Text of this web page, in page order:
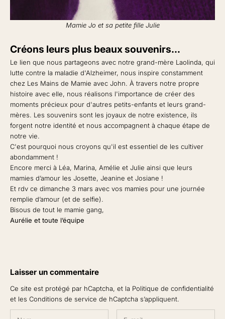
Mamie Jo et sa petite fille Julie
Créons leurs plus beaux souvenirs…
Le lien que nous partageons avec notre grand-mère Laolinda, qui
lutte contre la maladie d'Alzheimer, nous inspire constamment
chez Les Mains de Mamie avec John. À travers notre propre
histoire avec elle, nous réalisons l'importance de créer des
moments précieux pour d'autres petits-enfants et leurs grand-
mères. Les souvenirs sont les joyaux de notre existence, ils
forgent notre identité et nous accompagnent à chaque étape de
notre vie.
C'est pourquoi nous croyons qu'il est essentiel de les cultiver
abondamment !
Encore merci à Léa, Marina, Amélie et Julie ainsi que leurs
mamies d’amour les Josette, Jeanine et Josiane !
Et rdv ce dimanche 3 mars avec vos mamies pour une journée
remplie d’amour (et de selfie).
Bisous de tout le mamie gang,
Aurélie et toute l’équipe
Laisser un commentaire
Ce site est protégé par hCaptcha, et la Politique de confidentialité
et les Conditions de service de hCaptcha s’appliquent.